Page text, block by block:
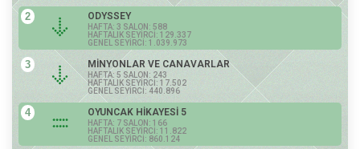
2 ODYSSEY
HAFTA: 3 SALON: 588
HAFTALIK SEYİRCİ: 129.337
GENEL SEYİRCİ: 1.039.973
3 MİNYONLAR VE CANAVARLAR
HAFTA: 5 SALON: 243
HAFTALIK SEYİRCİ: 17.502
GENEL SEYİRCİ: 440.896
4 OYUNCAK HİKAYESİ 5
HAFTA: 7 SALON: 166
HAFTALIK SEYİRCİ: 11.822
GENEL SEYİRCİ: 860.124